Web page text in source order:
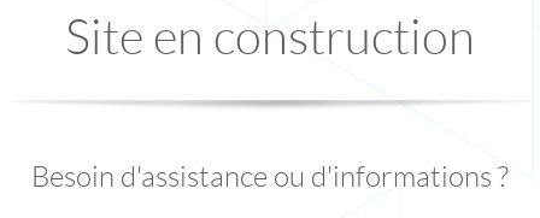
Site en construction
Besoin d'assistance ou d'informations ?